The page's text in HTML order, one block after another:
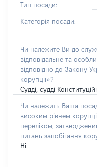
Тип посади:
Категорія посади:
Чи належите Ви до
відповідальне та
відповідно до Закону
корупції»?
Судді, судді
Чи належить Ваша
високим рівнем
переліком,
питань запобігання
Ні